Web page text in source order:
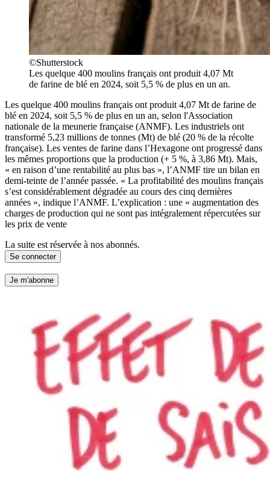
©Shutterstock
Les quelque 400 moulins français ont produit 4,07 Mt
de farine de blé en 2024, soit 5,5 % de plus en un an.
Les quelque 400 moulins français ont produit 4,07 Mt de farine de
blé en 2024, soit 5,5 % de plus en un an, selon l'Association
nationale de la meunerie française (ANMF). Les industriels ont
transformé 5,23 millions de tonnes (Mt) de blé (20 % de la récolte
française). Les ventes de farine dans l’Hexagone ont progressé dans
les mêmes proportions que la production (+ 5 %, à 3,86 Mt). Mais,
« en raison d’une rentabilité au plus bas », l’ANMF tire un bilan en
demi-teinte de l’année passée. « La profitabilité des moulins français
s’est considérablement dégradée au cours des cinq dernières
années », indique l’ANMF. L’explication : une « augmentation des
charges de production qui ne sont pas intégralement répercutées sur
les prix de vente
La suite est réservée à nos abonnés.
Se connecter
Je m'abonne